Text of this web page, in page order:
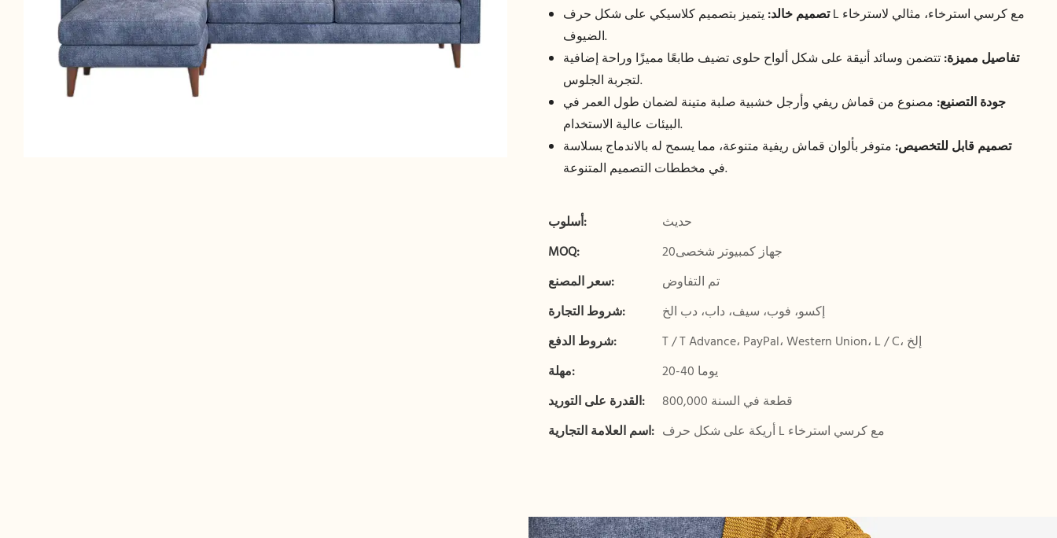
تصميم خالد:يتميز بتصميم كلاسيكي على شكل حرف L مع كرسي استرخاء، مثالي لاسترخاء
الضيوف.
تفاصيل مميزة:تتضمن وسائد أنيقة على شكل ألواح حلوى تضيف طابعًا مميزًا وراحة إضافية
لتجربة الجلوس.
جودة التصنيع: مصنوع من قماش ريفي وأرجل خشبية صلبة متينة لضمان طول العمر في
البيئات عالية الاستخدام.
تصميم قابل للتخصيص: متوفر بألوان قماش ريفية متنوعة، مما يسمح له بالاندماج بسلاسة
في مخططات التصميم المتنوعة.
أسلوب:
حديث
MOQ:
جهاز كمبيوتر شخصى20
سعر المصنع:
تم التفاوض
شروط التجارة:
إكسو، فوب، سيف، داب، دب الخ
شروط الدفع:
T / T Advance، PayPal، Western Union، L / C، إلخ
مهلة:
20-40 يوما
القدرة على التوريد:
800,000 قطعة في السنة
اسم العلامة التجارية:
أريكة على شكل حرف L مع كرسي استرخاء